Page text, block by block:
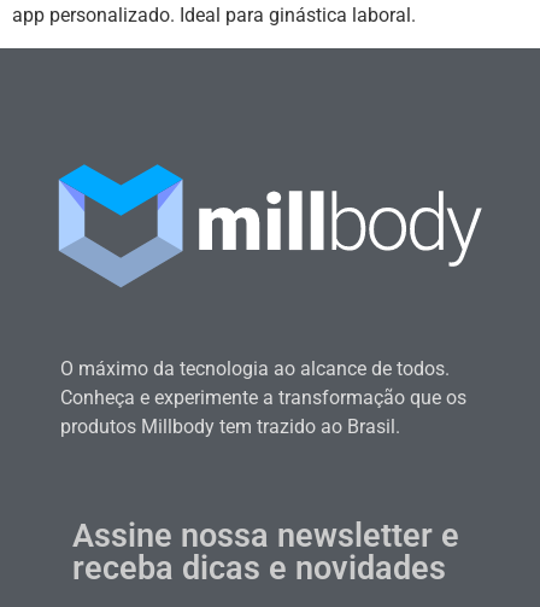
app personalizado. Ideal para ginástica laboral.
O máximo da tecnologia ao alcance de todos.
Conheça e experimente a transformação que os
produtos Millbody tem trazido ao Brasil.
Assine nossa newsletter e
receba dicas e novidades